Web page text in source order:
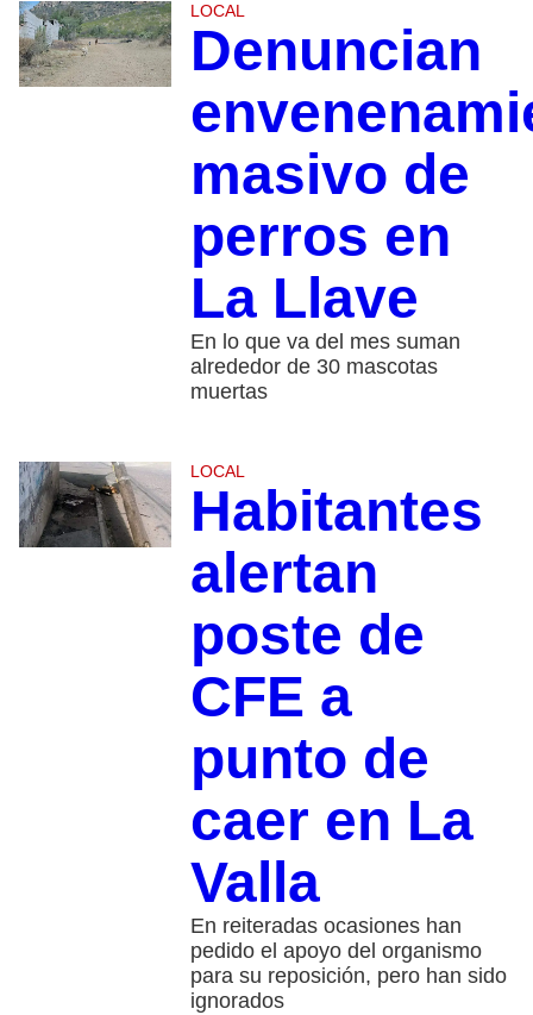
LOCAL
Denuncian
masivo de
perros en
La Llave
En lo que va del mes suman
alrededor de 30 mascotas
muertas
LOCAL
Habitantes
alertan
poste de
CFE a
punto de
caer en La
Valla
En reiteradas ocasiones han
pedido el apoyo del organismo
para su reposición, pero han sido
ignorados